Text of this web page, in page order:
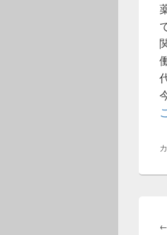
稿
←